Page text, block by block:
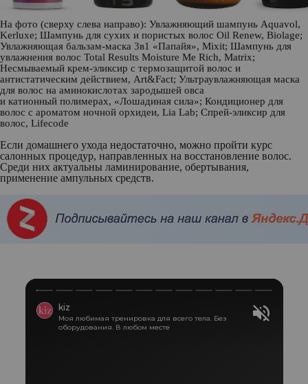
На фото (сверху слева направо): Увлажняющий шампунь Aquavol,
Kerluxe; Шампунь для сухих и пористых волос Oil Renew, Biolage;
Увлажняющая бальзам-маска 3в1 «Папайя», Mixit; Шампунь для
увлажнения волос Total Results Moisture Me Rich, Matrix;
Несмываемый крем-эликсир с термозащитой волос и
антистатическим действием, Art&Fact; Ультраувлажняющая маска
для волос на аминокислотах зародышей овса
и катионный полимерах, «Лошадиная сила»; Кондиционер для
волос с ароматом ночной орхидеи, Lia Lab; Спрей-эликсир для
волос, Lifecode
Если домашнего ухода недостаточно, можно пройти курс
салонных процедур, направленных на восстановление волос.
Среди них актуальны ламинирование, обертывания,
применение ампульных средств.